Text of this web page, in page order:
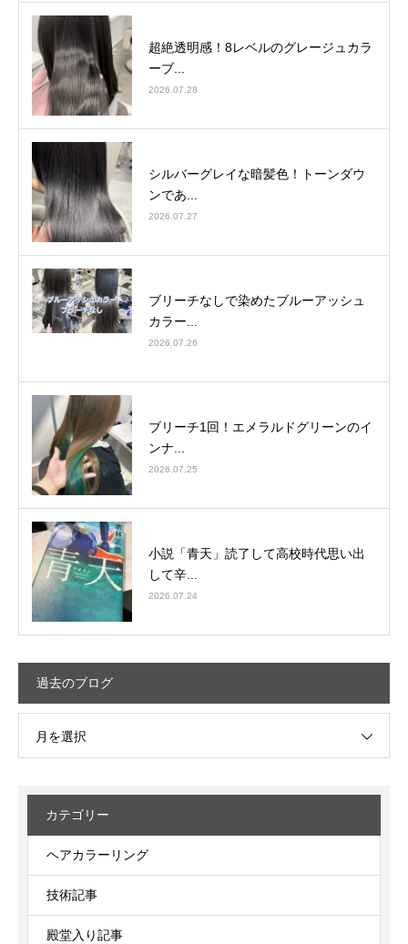
超絶透明感！8レベルのグレージュカラ
ーブ...
2026.07.28
シルバーグレイな暗髪色！トーンダウ
ンであ...
2026.07.27
ブリーチなしで染めたブルーアッシュ
カラー...
2026.07.26
ブリーチ1回！エメラルドグリーンのイ
ンナ...
2026.07.25
小説「青天」読了して高校時代思い出
して辛...
2026.07.24
過去のブログ
月を選択
カテゴリー
ヘアカラーリング
技術記事
殿堂入り記事